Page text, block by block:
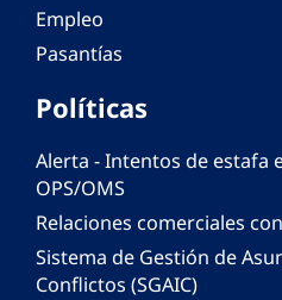
Empleo
Pasantías
Políticas
Alerta - Intentos de estafa
OPS/OMS
Relaciones comerciales
Sistema de Gestión de
Conflictos (SGAIC)